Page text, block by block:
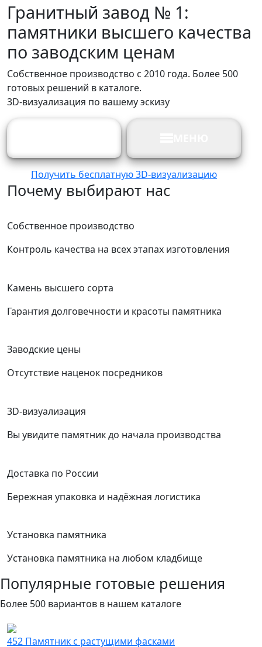
Гранитный завод № 1:
памятники высшего качества
по заводским ценам
Собственное производство с 2010 года. Более 500
готовых решений в каталоге.
3D‑визуализация по вашему эскизу
Получить бесплатную 3D‑визуализацию
Почему выбирают нас
Собственное производство
Контроль качества на всех этапах изготовления
Камень высшего сорта
Гарантия долговечности и красоты памятника
Заводские цены
Отсутствие наценок посредников
3D‑визуализация
Вы увидите памятник до начала производства
Доставка по России
Бережная упаковка и надёжная логистика
Установка памятника
Установка памятника на любом кладбище
Популярные готовые решения
Более 500 вариантов в нашем каталоге
452 Памятник с растущими фасками